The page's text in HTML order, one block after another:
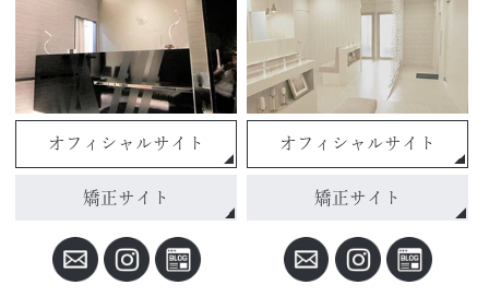
オフィシャルサイト
矯正サイト
オフィシャルサイト
矯正サイト